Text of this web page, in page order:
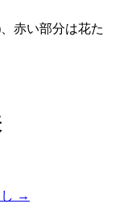
赤い部分は花た
→